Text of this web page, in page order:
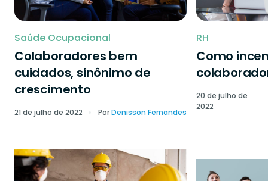
Saúde Ocupacional
Colaboradores bem
cuidados, sinônimo de
crescimento
21 de julho de 2022 PorDenisson Fernandes
RH
Como
20 de julho de
2022